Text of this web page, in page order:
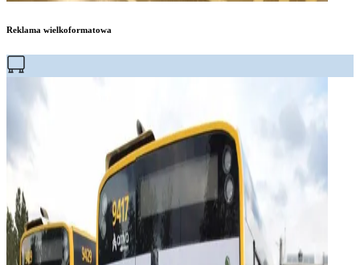
Reklama wielkoformatowa